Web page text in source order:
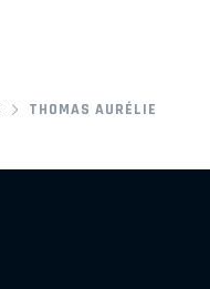
THOMAS AURÉLIE